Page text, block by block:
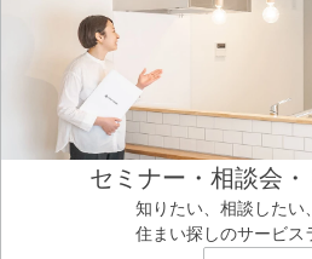
セミナー・相談会
知りたい、相談したい
住まい探しのサービス